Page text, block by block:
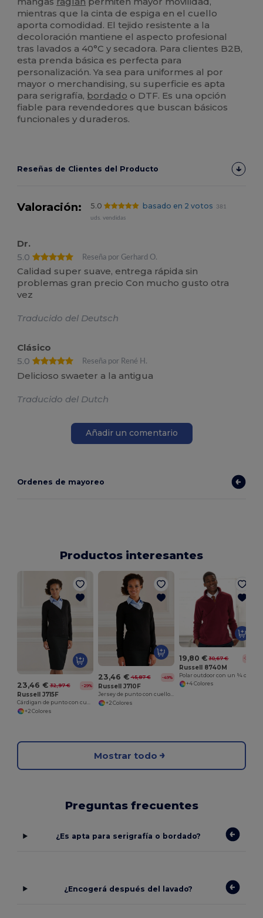
mientras que la cinta de espiga en el cuello
aporta comodidad. El tejido resistente a la
decoloración mantiene el aspecto profesional
tras lavados a 40°C y secadora. Para clientes B2B,
esta prenda básica es perfecta para
personalización. Ya sea para uniformes al por
mayor o merchandising, su superficie es apta
para serigrafía, bordado o DTF. Es una opción
fiable para revendedores que buscan básicos
funcionales y duraderos.
Reseñas de Clientes del Producto
Valoración: 5.0 basado en 2 votos
381
uds. vendidas
Dr.
5.0
Reseña por Gerhard O.
Calidad super suave, entrega rápida sin
problemas gran precio Con mucho gusto otra
vez
Traducido del Deutsch
Clásico
5.0
Reseña por René H.
Delicioso swaeter a la antigua
Traducido del Dutch
Añadir un comentario
Ordenes de mayoreo
Productos interesantes
23,46 € 32,97 € -29%
Russell J715F
Cárdigan de punto con cuello en V para mujeres
+2 Colores
23,46 € 45,87 € -49%
Russell J710F
Jersey de punto con cuello en V
+2 Colores
19,80 € 30,67 € -35%
Russell 8740M
+4 Colores
Mostrar todo
Preguntas frecuentes
¿Es apta para serigrafía o bordado?
¿Encogerá después del lavado?